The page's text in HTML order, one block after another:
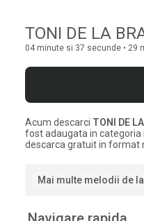
04 minute si 37 secunde • 29
Acum descarci TONI DE
fost adaugata in categoria
descarca gratuit in format
Mai multe melodii de